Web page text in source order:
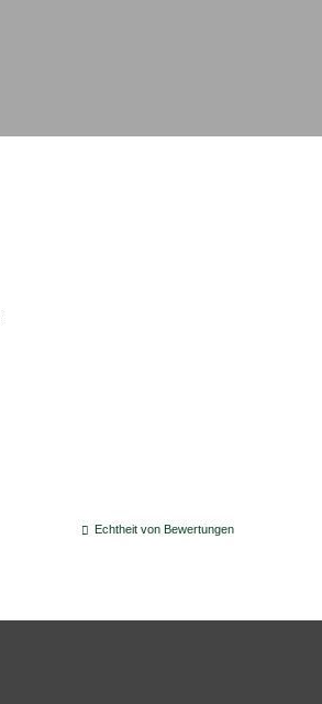
Echtheit von Bewertungen